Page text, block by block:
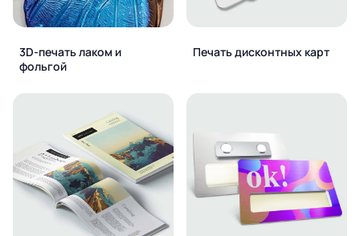
3D-печать лаком и
фольгой
Печать дисконтных карт